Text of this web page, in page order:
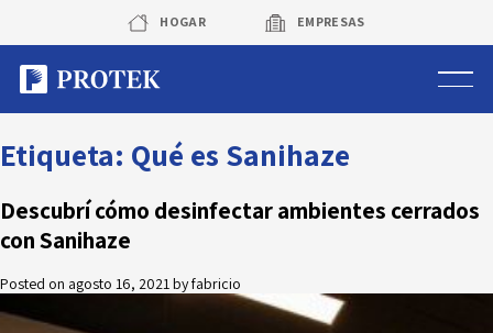
content
HOGAR EMPRESAS
Sistema de alarmas
Sistema de cámaras
Protek Personas
Etiqueta: Qué es Sanihaze
Descubrí cómo desinfectar ambientes cerrados
con Sanihaze
Posted on agosto 16, 2021byfabricio